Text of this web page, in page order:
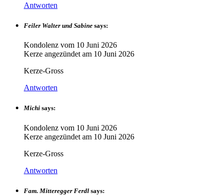
Antworten
Feiler Walter und Sabine says:
Kondolenz vom 10 Juni 2026
Kerze angezündet am 10 Juni 2026
Kerze-Gross
Antworten
Michi says:
Kondolenz vom 10 Juni 2026
Kerze angezündet am 10 Juni 2026
Kerze-Gross
Antworten
Fam. Mitteregger Ferdl says: